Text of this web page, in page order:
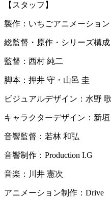
【スタッフ】
製作：いちごアニメーション
総監督・原作・シリーズ構
監督：西村 純二
脚本：押井 守・山邑 圭
ビジュアルデザイン：水野 歌
キャラクターデザイン：新
音響監督：若林 和弘
音響制作：Production I.G
音楽：川井 憲次
アニメーション制作：Drive